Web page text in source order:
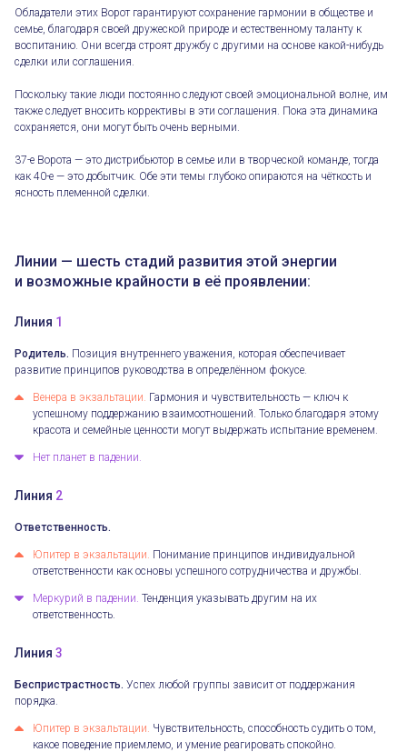
Обладатели этих Ворот гарантируют сохранение гармонии в обществе и
семье, благодаря своей дружеской природе и естественному таланту к
воспитанию. Они всегда строят дружбу с другими на основе какой-нибудь
сделки или соглашения.
Поскольку такие люди постоянно следуют своей эмоциональной волне, им
также следует вносить коррективы в эти соглашения. Пока эта динамика
сохраняется, они могут быть очень верными.
37-е Ворота — это дистрибьютор в семье или в творческой команде, тогда
как 40-е — это добытчик. Обе эти темы глубоко опираются на чёткость и
ясность племенной сделки.
Линии — шесть стадий развития этой энергии
и возможные крайности в её проявлении:
Линия 1
Родитель. Позиция внутреннего уважения, которая обеспечивает
развитие принципов руководства в определённом фокусе.
Венера в экзальтации. Гармония и чувствительность — ключ к
успешному поддержанию взаимоотношений. Только благодаря этому
красота и семейные ценности могут выдержать испытание временем.
Нет планет в падении.
Линия 2
Ответственность.
Юпитер в экзальтации. Понимание принципов индивидуальной
ответственности как основы успешного сотрудничества и дружбы.
Меркурий в падении. Тенденция указывать другим на их
ответственность.
Линия 3
Беспристрастность. Успех любой группы зависит от поддержания
порядка.
Юпитер в экзальтации. Чувствительность, способность судить о том,
какое поведение приемлемо, и умение реагировать спокойно.